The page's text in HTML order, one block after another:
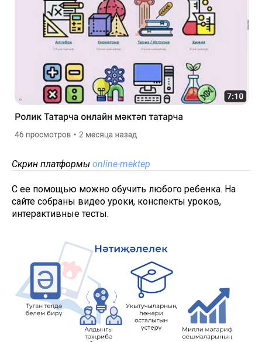
Скрин платформы online-mektep
С ее помощью можно обучить любого ребенка. На
сайте собраны видео уроки, конспекты уроков,
интерактивные тесты.